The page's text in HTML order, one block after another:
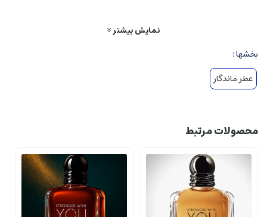
منظور:اولین بویی که پس از اسپری کردن احساس می شود، معمولاً خنک و
جذاب است.
تندی و هیجان را القا می کند.
نت های میانی
(Middle Notes)
حس اصلی در این بخش
عمیق تر، غنی تر و پیچیده تر
ترکیبات:رز، گل لادن، هل، مرآه ها (مرکبات معطر)، و چوب سدر که حس
نمایش بیشتر
بخشها :
عطر ماندگار
محصولات مرتبط